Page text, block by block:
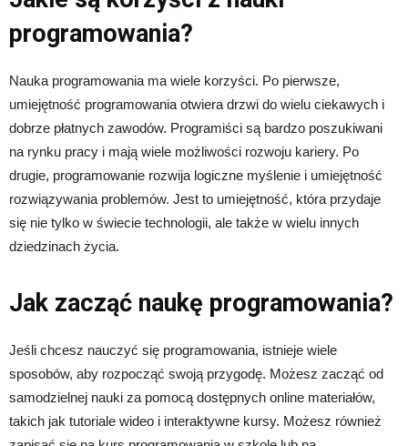
programowania?
Nauka programowania ma wiele korzyści. Po pierwsze,
umiejętność programowania otwiera drzwi do wielu ciekawych i
dobrze płatnych zawodów. Programiści są bardzo poszukiwani
na rynku pracy i mają wiele możliwości rozwoju kariery. Po
drugie, programowanie rozwija logiczne myślenie i umiejętność
rozwiązywania problemów. Jest to umiejętność, która przydaje
się nie tylko w świecie technologii, ale także w wielu innych
dziedzinach życia.
Jak zacząć naukę programowania?
Jeśli chcesz nauczyć się programowania, istnieje wiele
sposobów, aby rozpocząć swoją przygodę. Możesz zacząć od
samodzielnej nauki za pomocą dostępnych online materiałów,
takich jak tutoriale wideo i interaktywne kursy. Możesz również